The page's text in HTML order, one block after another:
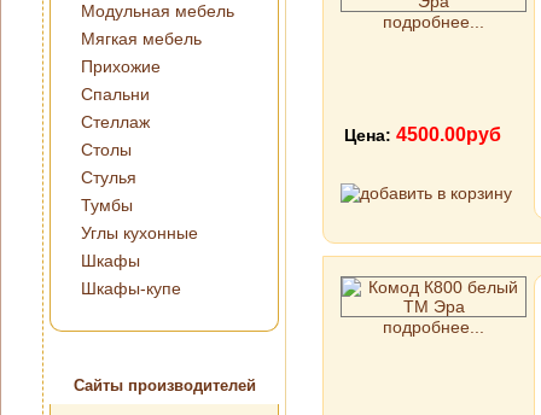
Модульная мебель
Мягкая мебель
Прихожие
Спальни
Стеллаж
Столы
Стулья
Тумбы
Углы кухонные
Шкафы
Шкафы-купе
Сайты производителей
подробнее...
Цена: 4500.00руб
подробнее...